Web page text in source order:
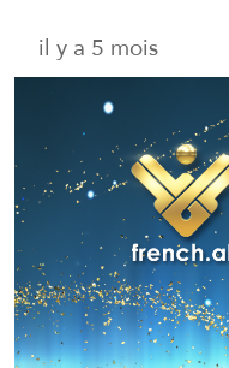
il y a 5 mois